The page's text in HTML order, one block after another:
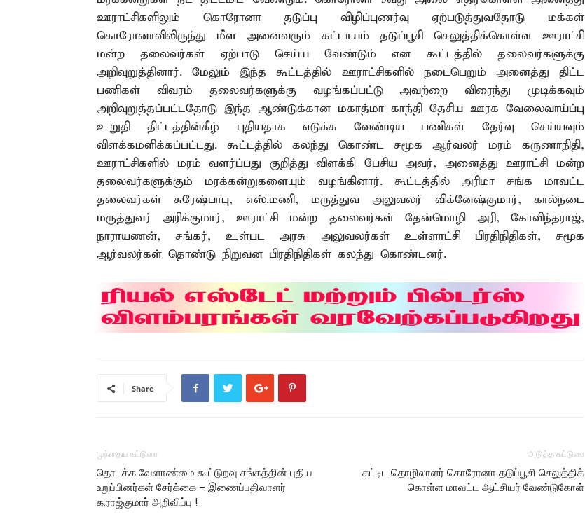
ஊராட்சிகளிலும் கொரோனா தடுப்பு விழிப்புணர்வு ஏற்படுத்துவதோடு மக்கள்
கொரோனாவிலிருந்து மீள அனைவரும் கட்டாயம் தடுப்பூசி செலுத்திக்கொள்ள ஊராட்சி
மன்ற தலைவர்கள் ஏற்பாடு செய்ய வேண்டும் என கூட்டத்தில் தலைவர்களுக்கு
அறிவுறுத்தினார். மேலும் இந்த கூட்டத்தில் ஊராட்சிகளில் நடைபெறும் அனைத்து திட்ட
பணிகள் விவரம் தலைவர்களுக்கு வழங்கப்பட்டு அவற்றை விரைந்து முடிக்கவும்
அறிவுறுத்தப்பட்டதோடு இந்த ஆண்டுக்கான மகாத்மா காந்தி தேசிய ஊரக வேலைவாய்ப்பு
உறுதி திட்டத்தின்கீழ் புதியதாக எடுக்க வேண்டிய பணிகள் தேர்வு செய்யவும்
விளக்கமளிக்கப்பட்டது. கூட்டத்தில் கலந்து கொண்ட சமூக ஆர்வலர் மரம் கருணாநிதி,
ஊராட்சிகளில் மரம் வளர்ப்பது குறித்து விளக்கி பேசிய அவர், அனைத்து ஊராட்சி மன்ற
தலைவர்களுக்கும் மரக்கன்றுகளையும் வழங்கினார். கூட்டத்தில் அரிமா சங்க மாவட்ட
தலைவர்கள் சுரேஷ்பாபு, எஸ்.மணி, மருத்துவ அலுவலர் விக்னேஷ்குமார், கால்நடை
மருத்துவர் அரிக்குமார், ஊராட்சி மன்ற தலைவர்கள் தேன்மொழி அரி, கோவிந்தராஜ்,
நாராயணன், சங்கர், உள்பட அரசு அலுவலர்கள் உள்ளாட்சி பிரதிநிதிகள், சமூக
ஆர்வலர்கள் தொண்டு நிறுவன பிரதிநிதிகள் கலந்து கொண்டனர்.
Share
முந்தைய கட்டுரை
தொடக்க வேளாண்மை கூட்டுறவு சங்கத்தின் புதிய
உறுப்பினர்கள் சேர்க்கை – இணைப்பதிவாளர்
க.ராஜ்குமார் அறிவிப்பு !
அடுத்த கட்டுரை
கட்டிட தொழிலாளர் கொரோனா தடுப்பூசி செலுத்திக்
கொள்ள மாவட்ட ஆட்சியர் வேண்டுகோள்